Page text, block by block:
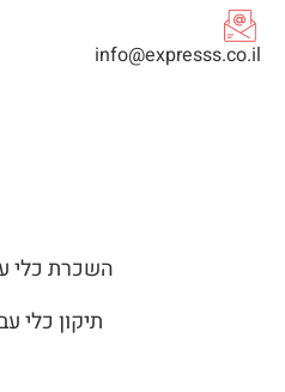
info@expresss.co.il
השכרת כלי
תיקון כלי